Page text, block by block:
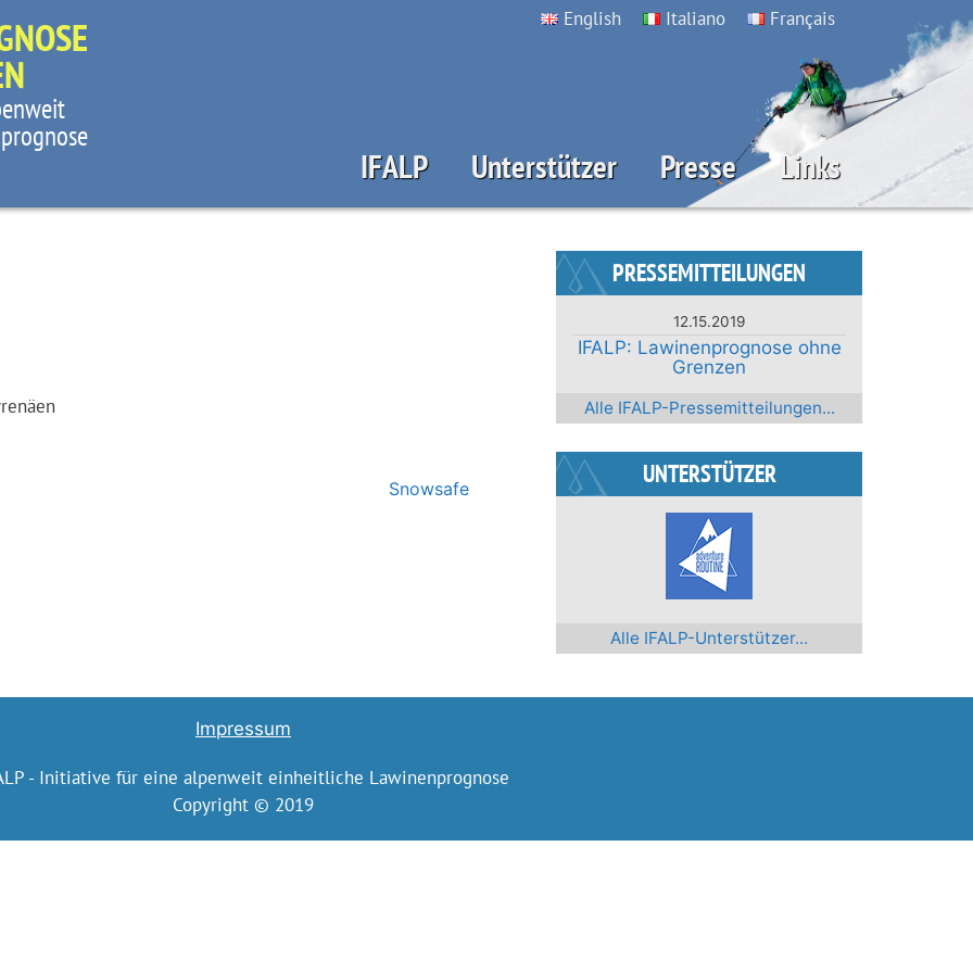
English Italiano Français
IFALP Unterstützer Presse Links
Snowsafe
PRESSEMITTEILUNGEN
12.15.2019
IFALP: Lawinenprognose ohne
Grenzen
Alle IFALP-Pressemitteilungen...
UNTERSTÜTZER
Alle IFALP-Unterstützer...
Impressum
- Initiative für eine alpenweit einheitliche Lawinenprognose
Copyright © 2019